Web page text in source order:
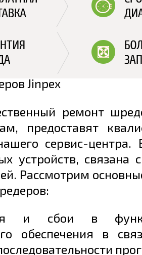
ремонт
предоставят
сервис-центра.
устройств, связана
Рассмотрим
и сбои в
обеспечения в